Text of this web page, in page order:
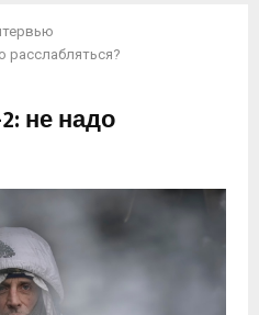
расслабляться?
не надо